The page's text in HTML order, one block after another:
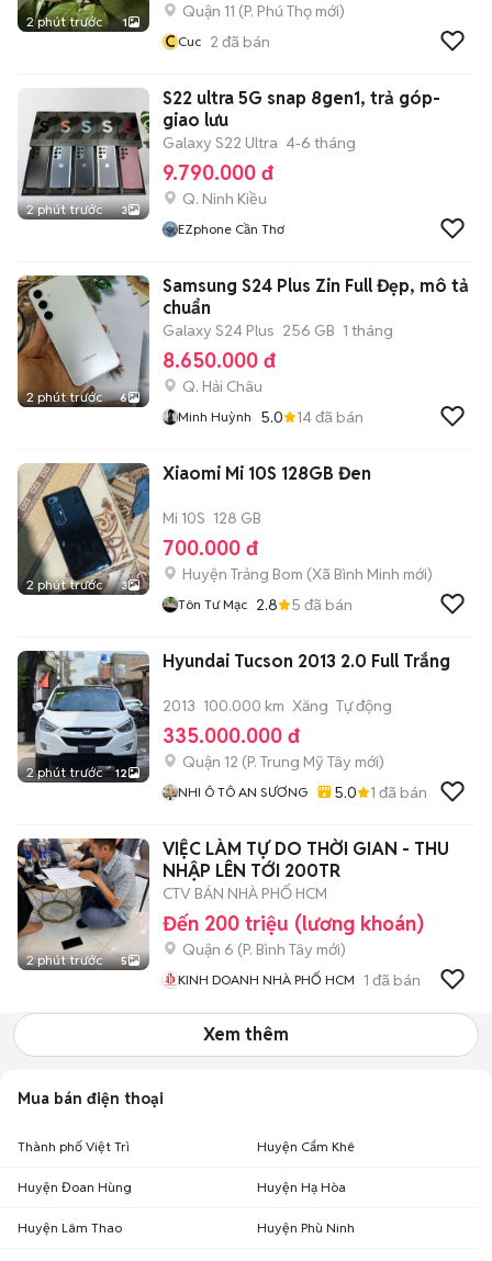
2 phút trước 1
Quận 11 (P. Phú Thọ mới)
CCuc 2 đã bán
2 phút trước 3
S22 ultra 5G snap 8gen1, trả góp-
giao lưu
Galaxy S22 Ultra 4-6 tháng
9.790.000 đ
Q. Ninh Kiều
EZphone Cần Thơ
2 phút trước 6
Samsung S24 Plus Zin Full Đẹp, mô tả
chuẩn
Galaxy S24 Plus 256 GB 1 tháng
8.650.000 đ
Q. Hải Châu
Minh Huỳnh 5.0 14đã bán
2 phút trước 3
Xiaomi Mi 10S 128GB Đen
Mi 10S 128 GB
700.000 đ
Huyện Trảng Bom (Xã Bình Minh mới)
Tôn Tư Mạc 2.8 5 đã bán
2 phút trước 12
Hyundai Tucson 2013 2.0 Full Trắng
2013 100.000 km Xăng Tự động
335.000.000 đ
Quận 12 (P. Trung Mỹ Tây mới)
NHI Ô TÔ AN SƯƠNG 5.0 1 đã bán
2 phút trước 5
VIỆC LÀM TỰ DO THỜI GIAN - THU
NHẬP LÊN TỚI 200TR
CTV BÁN NHÀ PHỐ HCM
Đến 200 triệu (lương khoán)
Quận 6 (P. Bình Tây mới)
KINH DOANH NHÀ PHỐ HCM 1 đã bán
Xem thêm
Mua bán điện thoại
Thành phố Việt Trì Huyện Cẩm Khê
Huyện Đoan Hùng Huyện Hạ Hòa
Huyện Lâm Thao Huyện Phù Ninh